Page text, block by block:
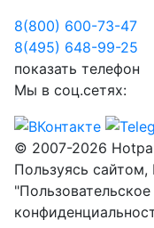
8(800) 600-73-47
8(495) 648-99-25
показать телефон
Мы в соц.сетях:
© 2007-2026
Пользуясь